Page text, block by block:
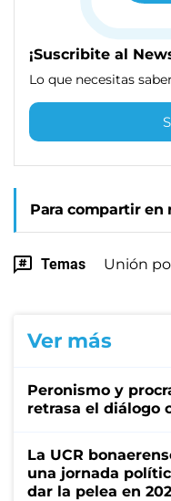
¡Suscribite al
Lo que necesitas
Para compartir en
Temas Unión
Ver más
Peronismo y
retrasa el diálogo
La UCR
una jornada
dar la pelea en